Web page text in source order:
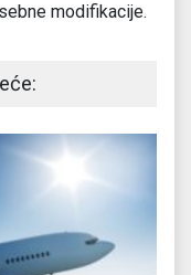
modifikacije.